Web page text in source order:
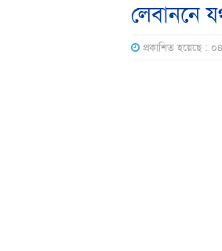
লেবাননে
প্রকাশিত হয়েছে :